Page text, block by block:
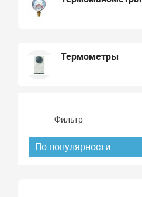
Термометры
Фильтр
По популярности